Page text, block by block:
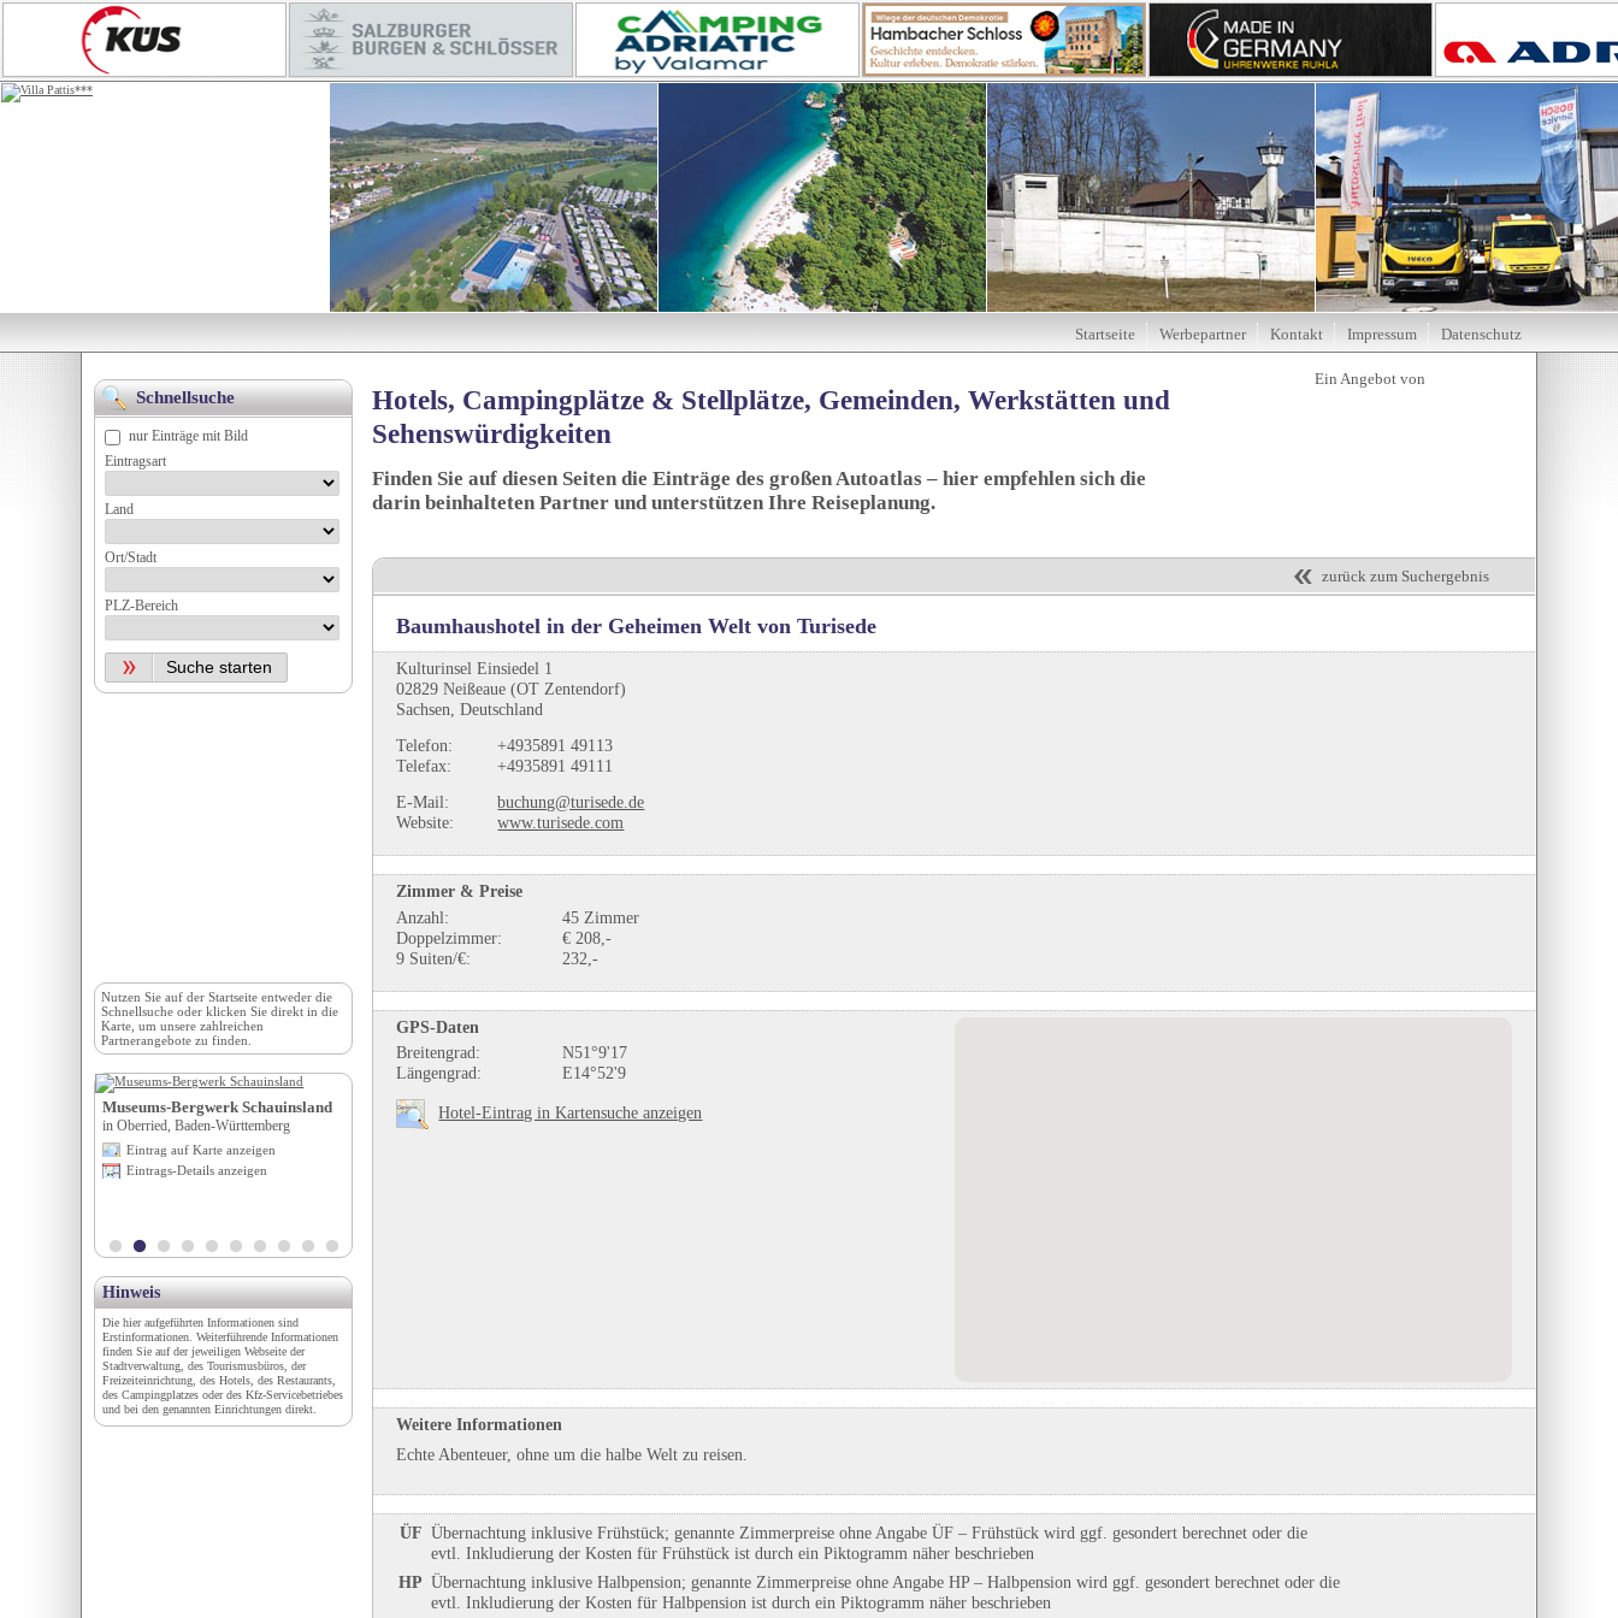
Hotels, Campingplätze & Stellplätze, Gemeinden, Werkstätten und
Sehenswürdigkeiten
Finden Sie auf diesen Seiten die Einträge des großen Autoatlas – hier empfehlen sich die
darin beinhalteten Partner und unterstützen Ihre Reiseplanung.
zurück zum Suchergebnis
Baumhaushotel in der Geheimen Welt von Turisede
Kulturinsel Einsiedel 1
02829 Neißeaue (OT Zentendorf)
Sachsen, Deutschland
Telefon:
+4935891 49113
Telefax:
+4935891 49111
E-Mail:
buchung@turisede.de
Website:
www.turisede.com
Zimmer & Preise
Anzahl:
45 Zimmer
Doppelzimmer:
€ 208,-
9 Suiten/€:
232,-
GPS-Daten
Breitengrad:
N51°9'17
Längengrad:
E14°52'9
Hotel-Eintrag in Kartensuche anzeigen
Weitere Informationen
Echte Abenteuer, ohne um die halbe Welt zu reisen.
ÜF Übernachtung inklusive Frühstück; genannte Zimmerpreise ohne Angabe ÜF – Frühstück wird ggf. gesondert berechnet oder die
evtl. Inkludierung der Kosten für Frühstück ist durch ein Piktogramm näher beschrieben
HP Übernachtung inklusive Halbpension; genannte Zimmerpreise ohne Angabe HP – Halbpension wird ggf. gesondert berechnet oder die
evtl. Inkludierung der Kosten für Halbpension ist durch ein Piktogramm näher beschrieben
Startseite Werbepartner Kontakt Impressum Datenschutz
Schnellsuche
nur Einträge mit Bild
Eintragsart
Land
Ort/Stadt
PLZ-Bereich
Nutzen Sie auf derStartseite entweder die
Schnellsuche oder klicken Sie direkt in die
Karte, um unsere zahlreichen
Partnerangebote zu finden.
Museums-Bergwerk Schauinsland
in Oberried, Baden-Württemberg
Eintrag auf Karte anzeigen
Eintrags-Details anzeigen
Campingplatz Schluchsee
in Schluchsee, Baden-Württemberg
Geysir Andernach
in Andernach, Rheinland-Pfalz
Hinweis
Die hier aufgeführten Informationen sind
Erstinformationen. Weiterführende Informationen
finden Sie auf der jeweiligen Webseite der
Stadtverwaltung, des Tourismusbüros, der
Freizeiteinrichtung, des Hotels, des Restaurants,
des Campingplatzes oder des Kfz-Servicebetriebes
und bei den genannten Einrichtungen direkt.